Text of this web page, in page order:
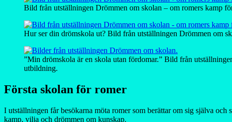
Bild från utställningen Drömmen om skolan – om romers kamp
Hur ser din drömskola ut? Bild från utställningen Drömmen om
”Min drömskola är en skola utan fördomar.” Bild från
utbildning.
Första skolan för romer
I utställningen får besökarna möta romer som berättar om sig själva
kamp, vilja och drömmen om kunskap.